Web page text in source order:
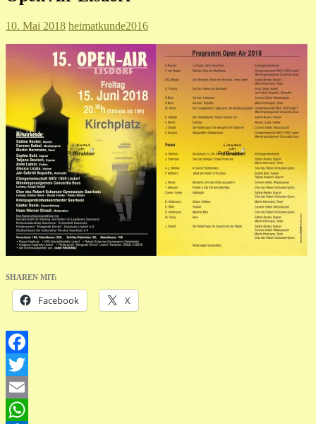
10. Mai 2018 heimatkunde2016
SHAREN MIT:
Facebook X
Facebook
Twitter
Email